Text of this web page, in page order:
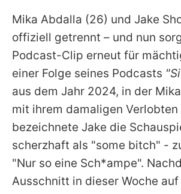
Impressum
Utiq verwalten
Mika Abdalla (26) und Jake
offiziell getrennt – und nun
Podcast-Clip erneut für
einer Folge seines Podcasts
aus dem Jahr 2024, in der
mit ihrem damaligen Verlobten
bezeichnete Jake die
scherzhaft als "some bitch" -
"Nur so eine Sch*ampe".
Ausschnitt in dieser Woche